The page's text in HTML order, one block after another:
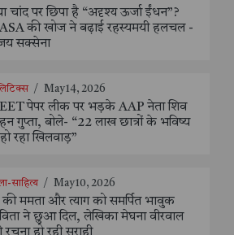
चांद पर छिपा है “अदृश्य ऊर्जा ईंधन”?
की खोज ने बढ़ाई रहस्यमयी हलचल -
सक्सेना
/ May 14, 2026
पेपर लीक पर भड़के AAP नेता शिव
गुप्ता, बोले- “22 लाख छात्रों के भविष्य
रहा खिलवाड़”
साहित्य / May 10, 2026
की ममता और त्याग को समर्पित भावुक
ने छुआ दिल, लेखिका मेघना वीरवाल
रचना हो रही सराही